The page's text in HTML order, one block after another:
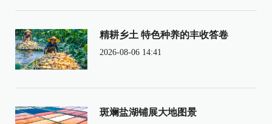
精耕乡土 特色种养的丰收答卷
2026-08-06 14:41
斑斓盐湖铺展大地图景